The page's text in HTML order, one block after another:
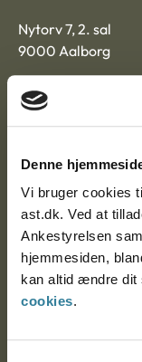
Denne
Vi bruger cookies
ast.dk. Ved at
Ankestyrelsen
hjemmesiden,
kan altid ændre dit
cookies.
Nytorv 7, 2. sal
9000 Aalborg
Ankestyrelsen
EAN: 57 98 000 35
CVR: 1007 4002
Om